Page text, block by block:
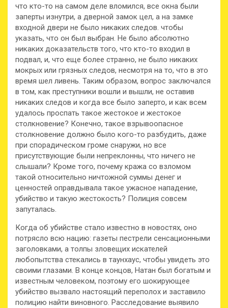
что кто-то на самом деле вломился, все окна были
заперты изнутри, а дверной замок цел, а на замке
входной двери не было никаких следов. чтобы
указать, что он был выбран. Не было абсолютно
никаких доказательств того, что кто-то входил в
подвал, и, что еще более странно, не было никаких
мокрых или грязных следов, несмотря на то, что в это
время шел ливень. Таким образом, вопрос заключался
в том, как преступники вошли и вышли, не оставив
никаких следов и когда все было заперто, и как всем
удалось проспать такое жестокое и жестокое
столкновение? Конечно, такое взрывоопасное
столкновение должно было кого-то разбудить, даже
при спорадическом громе снаружи, но все
присутствующие были непреклонны, что ничего не
слышали? Кроме того, почему кража со взломом
такой относительно ничтожной суммы денег и
ценностей оправдывала такое ужасное нападение,
убийство и такую жестокость? Полиция совсем
запуталась.
Когда об убийстве стало известно в новостях, оно
потрясло всю нацию: газеты пестрели сенсационными
заголовками, а толпы зловещих искателей
любопытства стекались в таунхаус, чтобы увидеть это
своими глазами. В конце концов, Натан был богатым и
известным человеком, поэтому его шокирующее
убийство вызвало настоящий переполох и заставило
полицию найти виновного. Расследование выявило